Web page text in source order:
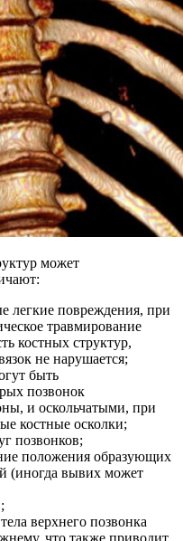
может
легкие повреждения, при
травмирование
костных структур,
не нарушается;
быть
позвонок
и оскольчатыми, при
костные осколки;
позвонков;
положения образующих
(иногда вывих может
верхнего позвонка
что также приводит